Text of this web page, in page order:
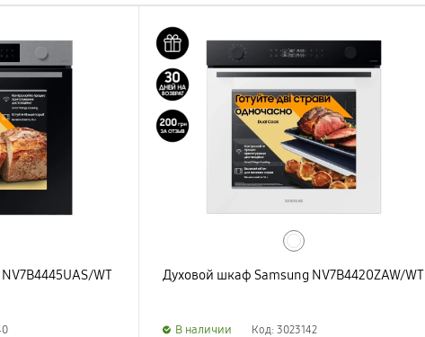
WT Духовой шкаф Samsung NV7B4420ZAW/WT
B наличии Код: 3023142